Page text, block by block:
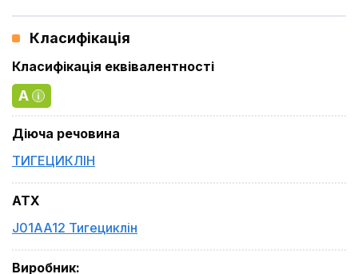
Класифікація
Класифікація еквівалентності
A
Діюча речовина
ТИГЕЦИКЛІН
ATX
J01AA12 Тигециклін
Виробник: